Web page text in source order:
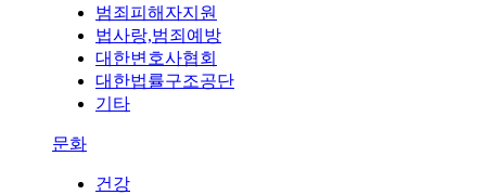
범죄피해자지원
법사랑,범죄예방
대한변호사협회
대한법률구조공단
기타
문화
건강